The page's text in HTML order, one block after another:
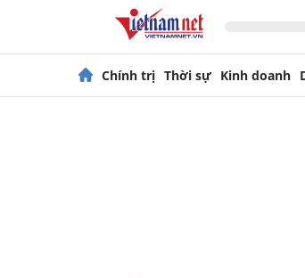
Chính trị Thời sự Kinh doanh